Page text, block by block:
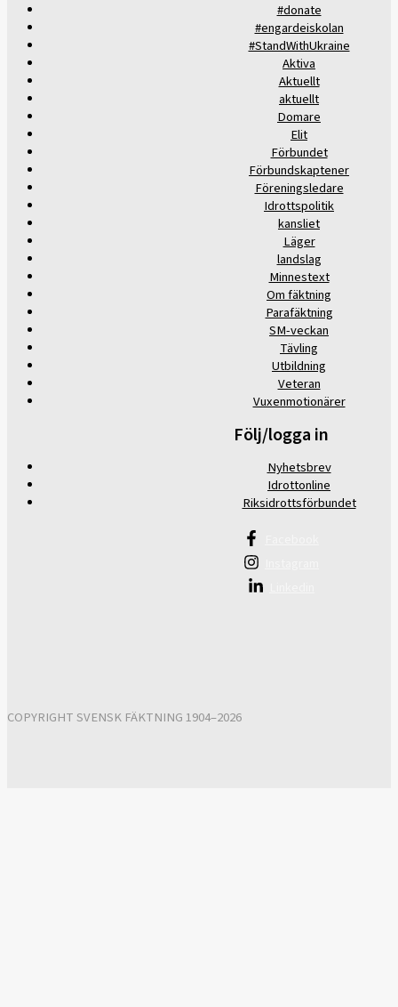
#donate
#engardeiskolan
#StandWithUkraine
Aktiva
Aktuellt
aktuellt
Domare
Elit
Förbundet
Förbundskaptener
Föreningsledare
Idrottspolitik
kansliet
Läger
landslag
Minnestext
Om fäktning
Parafäktning
SM-veckan
Tävling
Utbildning
Veteran
Vuxenmotionärer
Följ/logga in
Nyhetsbrev
Idrottonline
Riksidrottsförbundet
COPYRIGHT SVENSK FÄKTNING 1904–2026